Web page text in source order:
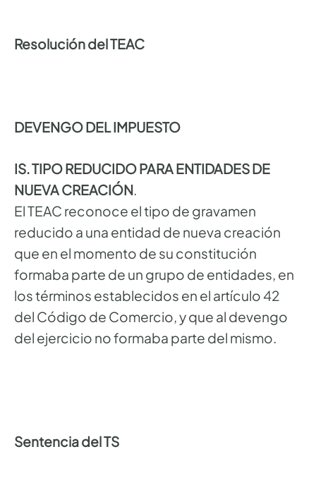
Resolución del TEAC
DEVENGO DEL IMPUESTO
IS. TIPO REDUCIDO PARA ENTIDADES DE
NUEVA CREACIÓN
El TEAC reconoce el tipo de gravamen
reducido a una entidad de nueva creación
que en el momento de su constitución
formaba parte de un grupo de entidades, en
los términos establecidos en el artículo 42
del Código de Comercio, y que al devengo
del ejercicio no formaba parte del mismo.
Sentencia del TS